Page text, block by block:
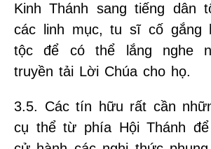
Kinh Thánh sang tiếng dân
các linh mục, tu sĩ cố gắng
tộc để có thể lắng nghe
truyền tải Lời Chúa cho họ.
3.5. Các tín hữu rất cần
cụ thể từ phía Hội Thánh